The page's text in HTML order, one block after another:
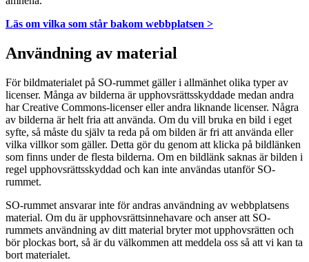
Läs om vilka som står bakom webbplatsen >
Användning av material
För bildmaterialet på SO-rummet gäller i allmänhet olika typer av
licenser. Många av bilderna är upphovsrättsskyddade medan andra
har Creative Commons-licenser eller andra liknande licenser. Några
av bilderna är helt fria att använda. Om du vill bruka en bild i eget
syfte, så måste du själv ta reda på om bilden är fri att använda eller
vilka villkor som gäller. Detta gör du genom att klicka på bildlänken
som finns under de flesta bilderna. Om en bildlänk saknas är bilden i
regel upphovsrättsskyddad och kan inte användas utanför SO-
rummet.
SO-rummet ansvarar inte för andras användning av webbplatsens
material. Om du är upphovsrättsinnehavare och anser att SO-
rummets användning av ditt material bryter mot upphovsrätten och
bör plockas bort, så är du välkommen att meddela oss så att vi kan ta
bort materialet.